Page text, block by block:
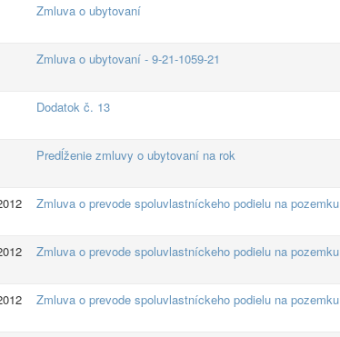
Zmluva o ubytovaní
Zmluva o ubytovaní - 9-21-1059-21
Dodatok č. 13
Predĺženie zmluvy o ubytovaní na rok
Zmluva o prevode spoluvlastníckeho podielu na pozemku
Zmluva o prevode spoluvlastníckeho podielu na pozemku
Zmluva o prevode spoluvlastníckeho podielu na pozemku